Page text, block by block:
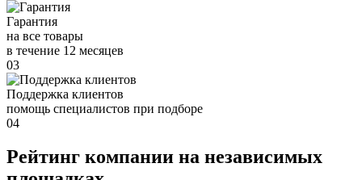
Гарантия
на все товары
в течение 12 месяцев
03
Поддержка клиентов
помощь специалистов при подборе
04
Рейтинг компании на независимых